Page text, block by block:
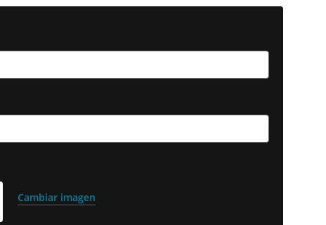
Cambiar imagen